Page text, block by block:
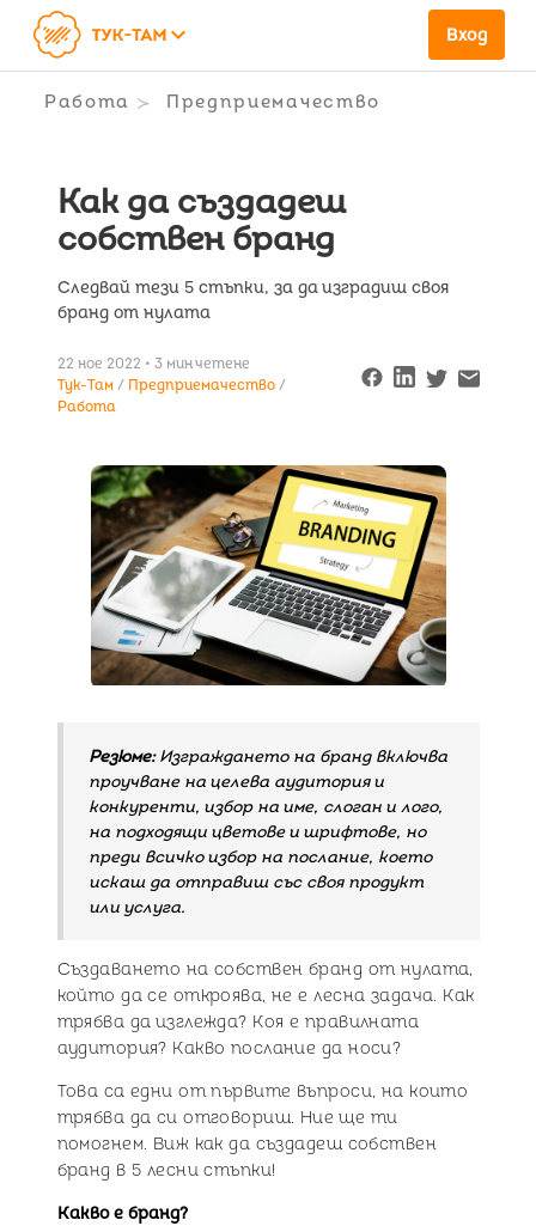
keyboard_arrow_down Вход
Работа Предприемачество
Как да създадеш
собствен бранд
Следвай тези 5 стъпки, за да изградиш своя
бранд от нулата
22 ное 2022 • 3 мин четене
Тук-Там
Предприемачество
Работа
Резюме:Изграждането на бранд включва
проучване на целева аудитория и
конкуренти, избор на име, слоган и лого,
на подходящи цветове и шрифтове, но
преди всичко избор на послание, което
искаш да отправиш със своя продукт
или услуга.
Създаването на собствен бранд от нулата,
който да се откроява, не е лесна задача. Как
трябва да изглежда? Коя е правилната
аудитория? Какво послание да носи?
Това са едни от първите въпроси, на които
трябва да си отговориш. Ние ще ти
помогнем. Виж как да създадеш собствен
бранд в 5 лесни стъпки!
Какво е бранд?